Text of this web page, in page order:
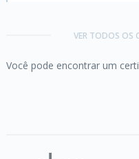
VER TODOS OS
Você pode encontrar um